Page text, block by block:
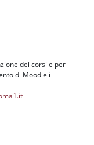
dei corsi e per
di Moodle i